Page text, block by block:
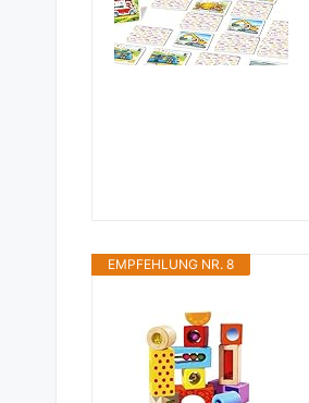
EMPFEHLUNG NR. 8